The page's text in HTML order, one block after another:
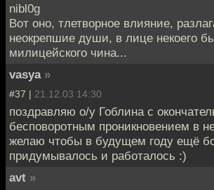
nibl0g
Вот оно, тлетворное влияние,
неокрепшие души, в лице некоего
милицейского чина...
vasya »
#37 | 21.12.03 14:30
поздравляю о/у Гоблина с
бесповоротным проникновением в
желаю чтобы в будущем году ещё
придумывалось и работалось :)
avt »